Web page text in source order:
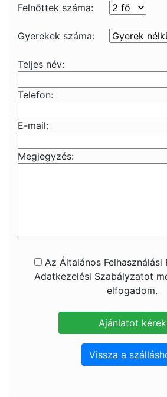
Felnőttek száma:
Gyerekek száma:
Teljes név:
Telefon:
E-mail:
Megjegyzés:
Az Általános Felhasználási
Adatkezelési Szabályzatot
elfogadom.
Vissza a